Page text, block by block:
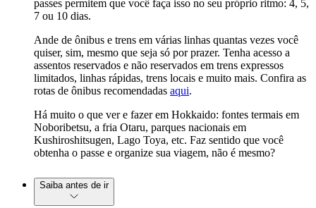
passes permitem que você faça isso no seu próprio ritmo: 4, 5,
7 ou 10 dias.
Ande de ônibus e trens em várias linhas quantas vezes você
quiser, sim, mesmo que seja só por prazer. Tenha acesso a
assentos reservados e não reservados em trens expressos
limitados, linhas rápidas, trens locais e muito mais. Confira as
rotas de ônibus recomendadas aqui.
Há muito o que ver e fazer em Hokkaido: fontes termais em
Noboribetsu, a fria Otaru, parques nacionais em
Kushiroshitsugen, Lago Toya, etc. Faz sentido que você
obtenha o passe e organize sua viagem, não é mesmo?
Saiba antes de ir